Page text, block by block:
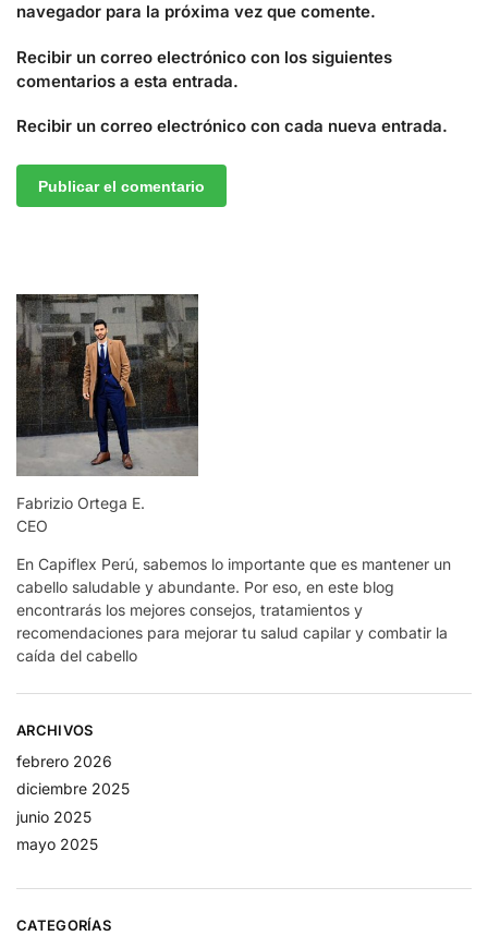
navegador para la próxima vez que comente.
Recibir un correo electrónico con los siguientes
comentarios a esta entrada.
Recibir un correo electrónico con cada nueva entrada.
Fabrizio Ortega E.
CEO
En Capiflex Perú, sabemos lo importante que es mantener un
cabello saludable y abundante. Por eso, en este blog
encontrarás los mejores consejos, tratamientos y
recomendaciones para mejorar tu salud capilar y combatir la
caída del cabello
ARCHIVOS
febrero 2026
diciembre 2025
junio 2025
mayo 2025
CATEGORÍAS